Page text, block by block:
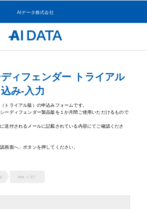
AIデータ株式会社
ィフェンダー トライアル
み-入力
トライアル版）の申込みフォームです。
ーディフェンダー製品版を１か月間ご使用いただけるもので
送付されるメールに記載されている内容にてご確認くださ
画面へ」ボタンを押してください。
step.３ 完了